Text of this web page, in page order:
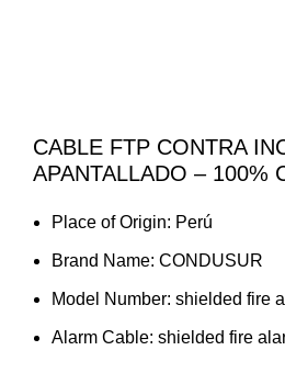
CABLE FTP CONTRA
APANTALLADO – 100%
Place of Origin: Perú
Brand Name: CONDUSUR
Model Number: shielded fire
Alarm Cable: shielded fire